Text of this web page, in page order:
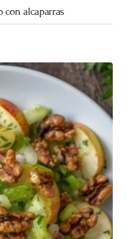
con alcaparras